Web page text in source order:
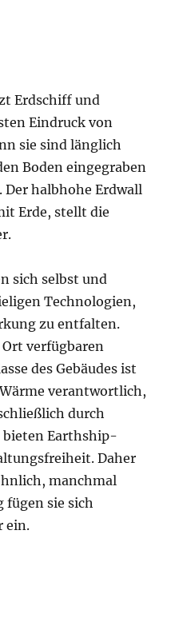
Erdschiff und
Eindruck von
sie sind länglich
Boden eingegraben
halbhohe Erdwall
Erde, stellt die
sich selbst und
Technologien,
zu entfalten.
verfügbaren
des Gebäudes ist
verantwortlich,
durch
Earthship-
Daher
manchmal
sie sich
ein.